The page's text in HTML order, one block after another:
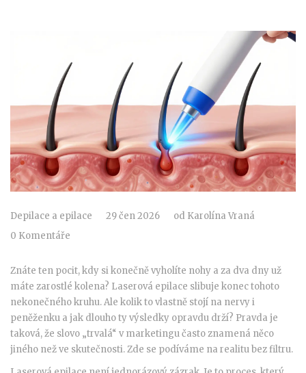
Depilace a epilace 29 čen 2026 od Karolína Vraná
0 Komentáře
Znáte ten pocit, kdy si konečně vyholíte nohy a za dva dny už
máte zarostlé kolena? Laserová epilace slibuje konec tohoto
nekonečného kruhu. Ale kolik to vlastně stojí na nervy i
peněženku a jak dlouho ty výsledky opravdu drží? Pravda je
taková, že slovo „trvalá“ v marketingu často znamená něco
jiného než ve skutečnosti. Zde se podíváme na realitu bez filtru.